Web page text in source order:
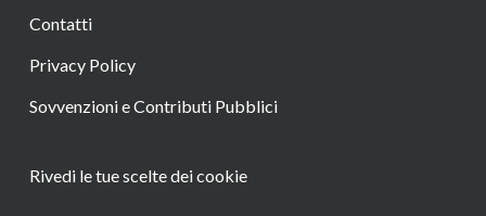
Contatti
Privacy Policy
Sovvenzioni e Contributi Pubblici
Rivedi le tue scelte dei cookie